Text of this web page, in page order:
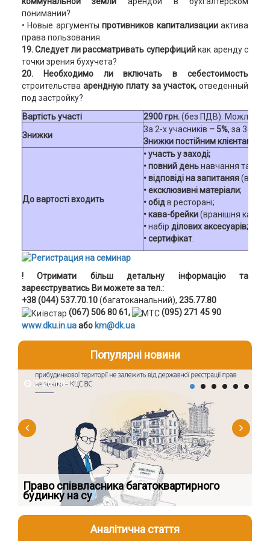
понимании?
• Новые аргументыпротивников капитализацииактива
права пользования.
19. Следует ли рассматривать суперфицийкак аренду с
точки зрения бухучета?
20. Необходимо ли включать в себестоимость
строительстваарендную плату за участок,отведенный
под застройку?
Вартість участі
2900 грн.(без ПДВ). Можлива
Знижки
За 2-х учасників – 5%, за 3-х та
Знижки постійним клієнтам.
До вартості входить
• участь у заході;
•повний деньнавчання та
• відповіді на запитаняя(в т.ч.
•ексклюзивні матеріали;
•обідв ресторані;
• кава-брейки(вранішня кава +
•набір ділових аксесуарів;
•сертифікат.
! Отримати більш детальну інформацію та
зареєструватись Ви можете за тел.:
+38 (044) 537.70.10(багатоканальний), 235.77.80
(067) 506 80 61,
(095) 271 45 90
www.dku.in.uaабо km@dk.ua
Популярні новини
2026-08-07
Право співвласника багатоквартирного
будинку на су
Аналітична стаття